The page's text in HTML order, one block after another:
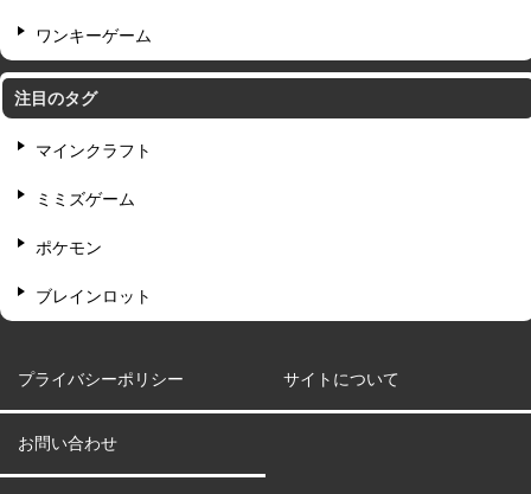
ワンキーゲーム
注目のタグ
マインクラフト
ミミズゲーム
ポケモン
ブレインロット
プライバシーポリシー サイトについて
お問い合わせ